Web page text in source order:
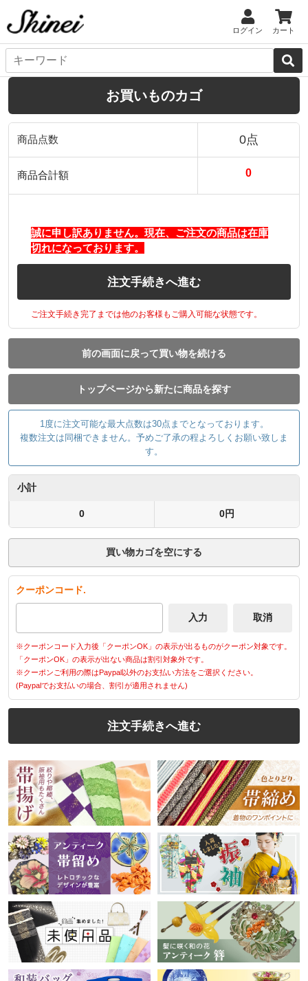
ログイン カート
お買いものカゴ
商品点数 0点
商品合計額 0
誠に申し訳ありません。現在、ご注文の商品は在庫
切れになっております。
注文手続きへ進む
ご注文手続き完了までは他のお客様もご購入可能な状態です。
前の画面に戻って買い物を続ける
トップページから新たに商品を探す
1度に注文可能な最大点数は30点までとなっております。
複数注文は同梱できません。予めご了承の程よろしくお願い致しま
す。
小計
0 0円
買い物カゴを空にする
クーポンコード.
※クーポンコード入力後「クーポンOK」の表示が出るものがクーポン対象です。
「クーポンOK」の表示が出ない商品は割引対象外です。
※クーポンご利用の際はPaypal以外のお支払い方法をご選択ください。
(Paypalでお支払いの場合、割引が適用されません)
注文手続きへ進む